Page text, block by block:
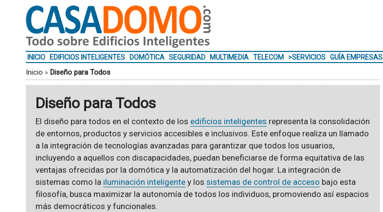
INICIO EDIFICIOS INTELIGENTES DOMÓTICA SEGURIDAD MULTIMEDIA TELECOM >SERVICIOS GUÍA EMPRESAS
Inicio » Diseño para Todos
Diseño para Todos
El diseño para todos en el contexto de los edificios inteligentes representa la consolidación
de entornos, productos y servicios accesibles e inclusivos. Este enfoque realiza un llamado
a la integración de tecnologías avanzadas para garantizar que todos los usuarios,
incluyendo a aquellos con discapacidades, puedan beneficiarse de forma equitativa de las
ventajas ofrecidas por la domótica y la automatización del hogar. La integración de
sistemas como la iluminación inteligentey los sistemas de control de acceso bajo esta
filosofía, busca maximizar la autonomía de todos los individuos, promoviendo así espacios
más democráticos y funcionales.